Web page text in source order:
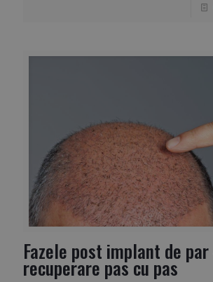
Fazele post implant de
recuperare pas cu pas